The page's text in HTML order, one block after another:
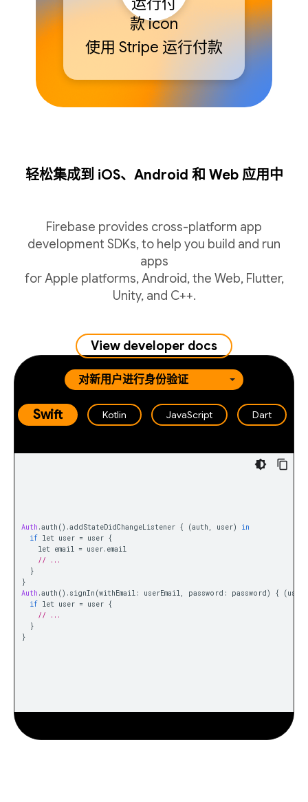
使用 Stripe 运行付款
轻松集成到 iOS、Android 和 Web 应用中
Firebase provides cross-platform app
development SDKs, to help you build and run
apps
for Apple platforms, Android, the Web, Flutter,
Unity, and C++.
View developer docs